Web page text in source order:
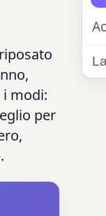
modi:
per